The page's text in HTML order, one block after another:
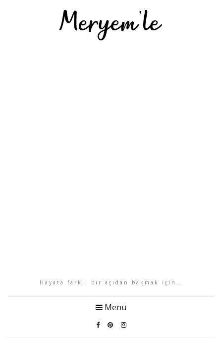
Hayata farklı bir açıdan bakmak için…
Menu